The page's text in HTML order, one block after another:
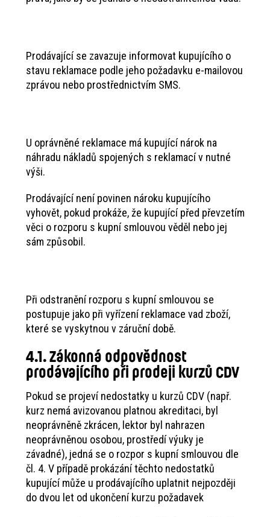
Prodávající se zavazuje informovat kupujícího o
stavu reklamace podle jeho požadavku e-mailovou
zprávou nebo prostřednictvím SMS.
U oprávněné reklamace má kupující nárok na
náhradu nákladů spojených s reklamací v nutné
výši.
Prodávající není povinen nároku kupujícího
vyhovět, pokud prokáže, že kupující před převzetím
věci o rozporu s kupní smlouvou věděl nebo jej
sám způsobil.
Při odstranění rozporu s kupní smlouvou se
postupuje jako při vyřízení reklamace vad zboží,
které se vyskytnou v záruční době.
4.1. Zákonná odpovědnost
prodávajícího při prodeji kurzů CDV
Pokud se projeví nedostatky u kurzů CDV (např.
kurz nemá avizovanou platnou akreditaci, byl
neoprávněně zkrácen, lektor byl nahrazen
neoprávněnou osobou, prostředí výuky je
závadné), jedná se o rozpor s kupní smlouvou dle
čl. 4. V případě prokázání těchto nedostatků
kupující může u prodávajícího uplatnit nejpozději
do dvou let od ukončení kurzu požadavek